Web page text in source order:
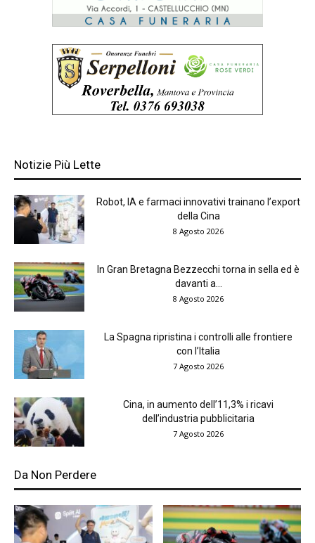
Notizie Più Lette
Robot, IA e farmaci innovativi trainano l’export
della Cina
8 Agosto 2026
In Gran Bretagna Bezzecchi torna in sella ed è
davanti a...
8 Agosto 2026
La Spagna ripristina i controlli alle frontiere
con l’Italia
7 Agosto 2026
Cina, in aumento dell’11,3% i ricavi
dell’industria pubblicitaria
7 Agosto 2026
Da Non Perdere